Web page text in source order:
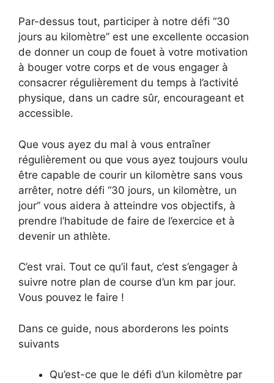
Par-dessus tout, participer à notre défi “30
jours au kilomètre” est une excellente occasion
de donner un coup de fouet à votre motivation
à bouger votre corps et de vous engager à
consacrer régulièrement du temps à l’activité
physique, dans un cadre sûr, encourageant et
accessible.
Que vous ayez du mal à vous entraîner
régulièrement ou que vous ayez toujours voulu
être capable de courir un kilomètre sans vous
arrêter, notre défi “30 jours, un kilomètre, un
jour” vous aidera à atteindre vos objectifs, à
prendre l’habitude de faire de l’exercice et à
devenir un athlète.
C’est vrai. Tout ce qu’il faut, c’est s’engager à
suivre notre plan de course d’un km par jour.
Vous pouvez le faire !
Dans ce guide, nous aborderons les points
suivants
Qu’est-ce que le défi d’un kilomètre par